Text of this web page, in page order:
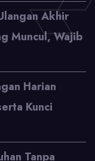
Akhir
Muncul, Wajib
Harian
Kunci
Tanpa